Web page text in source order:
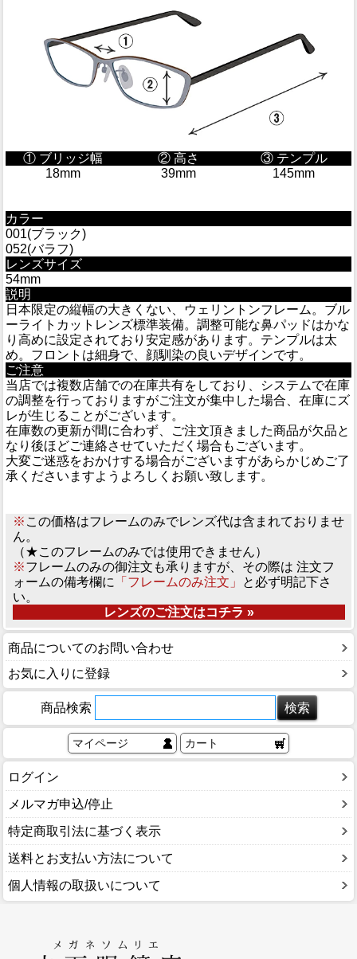
① ブリッジ幅 ② 高さ
③ テンプル
18mm
39mm 145mm
カラー
001(ブラック)
052(バラフ)
レンズサイズ
54mm
説明
日本限定の縦幅の大きくない、ウェリントンフレーム。ブル
ーライトカットレンズ標準装備。調整可能な鼻パッドはかな
り高めに設定されており安定感があります。テンプルは太
め。フロントは細身で、顔馴染の良いデザインです。
ご注意
当店では複数店舗での在庫共有をしており、システムで在庫
の調整を行っておりますがご注文が集中した場合、在庫にズ
レが生じることがございます。
在庫数の更新が間に合わず、ご注文頂きました商品が欠品と
なり後ほどご連絡させていただく場合もございます。
大変ご迷惑をおかけする場合がございますがあらかじめご了
承くださいますようよろしくお願い致します。
※ この価格はフレームのみでレンズ代は含まれておりませ
ん。
（★このフレームのみでは使用できません）
※フレームのみの御注文も承りますが、その際は 注文フ
ォームの備考欄に
「フレームのみ注文」
と必ず明記下さ
い。
レンズのご注文はコチラ »
商品についてのお問い合わせ
お気に入りに登録
商品検索
マイページ カート
ログイン
メルマガ申込/停止
特定商取引法に基づく表示
送料とお支払い方法について
個人情報の取扱いについて